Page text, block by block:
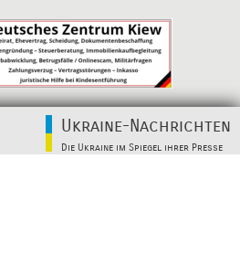
Ukraine-Nachrichten
Die Ukraine im Spiegel ihrer Presse